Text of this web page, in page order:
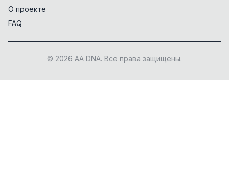
О проекте
FAQ
© 2026 AA DNA. Все права защищены.